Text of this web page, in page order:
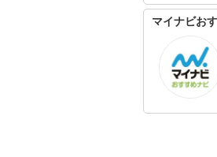
マイナビお